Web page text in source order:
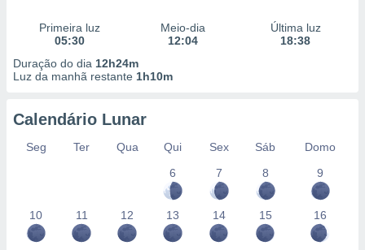
Primeira luz
05:30
Meio-dia
12:04
Última luz
18:38
Duração do dia 12h24m
Luz da manhã restante 1h10m
Calendário Lunar
Seg Ter Qua Qui Sex Sáb
Domo
6
7 8 9
10 11 12 13 14 15 16